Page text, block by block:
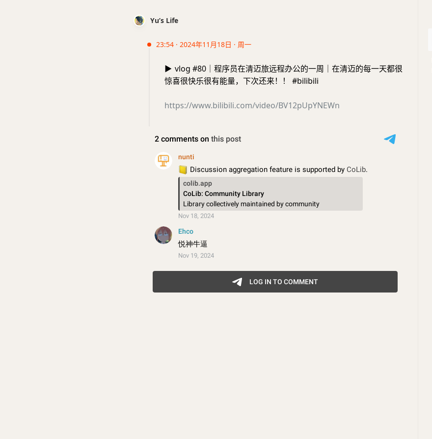
Yu’s Life
23:54 · 2024年11月18日 · 周一
▶️ vlog #80｜程序员在清迈旅远程办公的一周｜在清迈的每一天都很
惊喜很快乐很有能量，下次还来！！ #bilibili
https://www.bilibili.com/video/BV12pUpYNEWn